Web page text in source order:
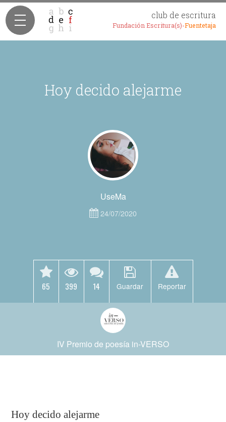
club de escritura
Fundación Escritura(s)-Fuentetaja
Hoy decido alejarme
UseMa
24/07/2020
65 399 14 Guardar Reportar
IV Premio de poesía in-VERSO
Hoy decido alejarme